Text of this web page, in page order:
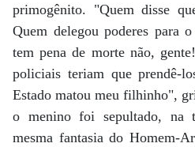
primogênito. "Quem disse
Quem delegou poderes para
tem pena de morte não,
policiais teriam que prendê-
Estado matou meu filhinho",
o menino foi sepultado, na
mesma fantasia do Homem-